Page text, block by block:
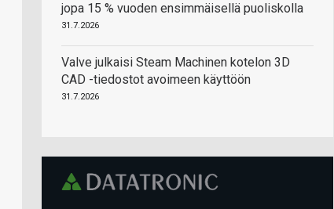
jopa 15 % vuoden ensimmäisellä puoliskolla
31.7.2026
Valve julkaisi Steam Machinen kotelon 3D
CAD -tiedostot avoimeen käyttöön
31.7.2026